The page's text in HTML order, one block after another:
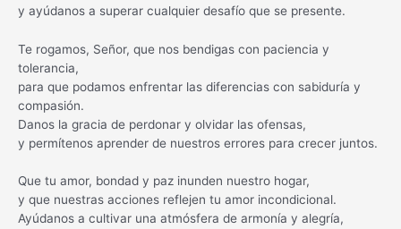
y ayúdanos a superar cualquier desafío que se presente.
Te rogamos, Señor, que nos bendigas con paciencia y
tolerancia,
para que podamos enfrentar las diferencias con sabiduría y
compasión.
Danos la gracia de perdonar y olvidar las ofensas,
y permítenos aprender de nuestros errores para crecer juntos.
Que tu amor, bondad y paz inunden nuestro hogar,
y que nuestras acciones reflejen tu amor incondicional.
Ayúdanos a cultivar una atmósfera de armonía y alegría,